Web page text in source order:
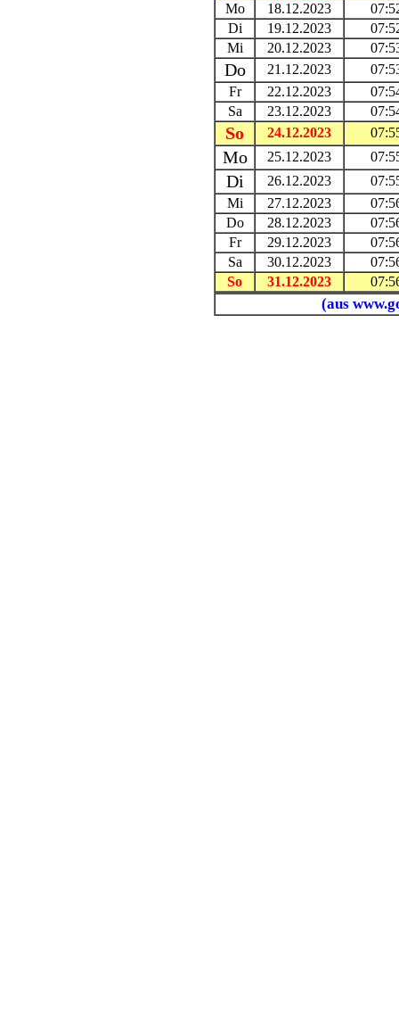
Mo
18.12.2023
Di
19.12.2023
Mi
20.12.2023
Do 21.12.2023
Fr
22.12.2023
Sa
23.12.2023
So 24.12.2023
Mo 25.12.2023
Di 26.12.2023
Mi
27.12.2023
Do
28.12.2023
Fr
29.12.2023
Sa
30.12.2023
So
31.12.2023
(aus